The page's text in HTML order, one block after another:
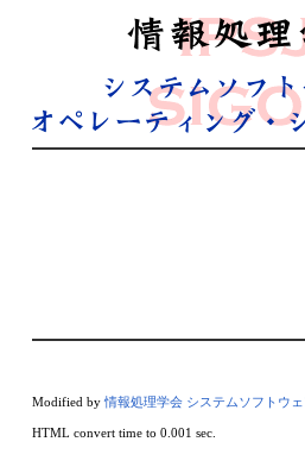
Modified by情報処理学会 システムソフトウ
HTML convert time to 0.001 sec.